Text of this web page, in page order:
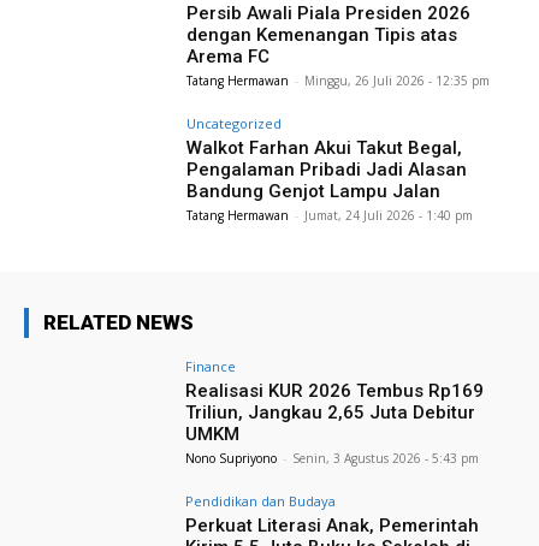
Persib Awali Piala Presiden 2026
dengan Kemenangan Tipis atas
Arema FC
Tatang Hermawan - Minggu, 26 Juli 2026 - 12:35 pm
Uncategorized
Walkot Farhan Akui Takut Begal,
Pengalaman Pribadi Jadi Alasan
Bandung Genjot Lampu Jalan
Tatang Hermawan - Jumat, 24 Juli 2026 - 1:40 pm
RELATED NEWS
Finance
Realisasi KUR 2026 Tembus Rp169
Triliun, Jangkau 2,65 Juta Debitur
UMKM
Nono Supriyono - Senin, 3 Agustus 2026 - 5:43 pm
Pendidikan dan Budaya
Perkuat Literasi Anak, Pemerintah